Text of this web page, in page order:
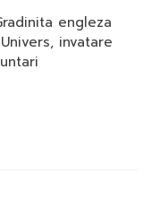
engleza
, invatare